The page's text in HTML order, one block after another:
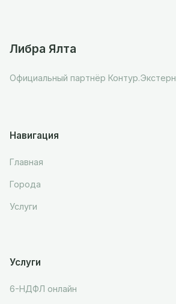
Либра Ялта
Официальный партнёр Контур.Экстерн
Навигация
Главная
Города
Услуги
Услуги
6-НДФЛ онлайн